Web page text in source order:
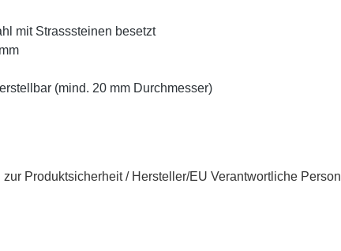
mit Strasssteinen besetzt
(mind. 20 mm Durchmesser)
zur Produktsicherheit / Hersteller/EU Verantwortliche Person